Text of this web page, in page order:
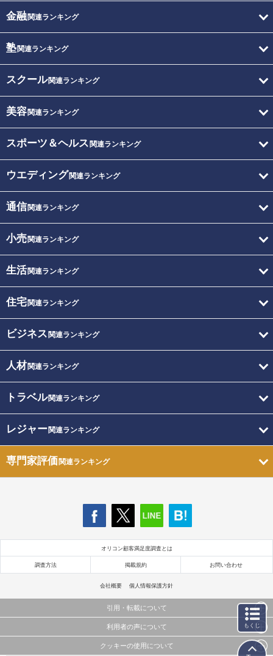
金融関連ランキング
塾関連ランキング
スクール関連ランキング
美容関連ランキング
スポーツ＆ヘルス 関連ランキング
ウエディング関連ランキング
通信関連ランキング
小売関連ランキング
生活関連ランキング
住宅関連ランキング
ビジネス 関連ランキング
人材関連ランキング
トラベル関連ランキング
レジャー関連ランキング
専門家評価関連ランキング
オリコン顧客満足度調査とは
調査方法 掲載規約 お問い合わせ
会社概要 個人情報保護方針
引用・転載について
当サイトで公開されている情報（文字、写真、イラスト、画像データ等）及びこれらの配置・
これらの情報を権利者の許可なく無断転載・複製などの二次利用を行うことは固く禁じており
利用者の声について
当サイトに掲載している内容はすべてサービスの利用者が提出された見解・感想です。
クッキーの使用について
もくじ